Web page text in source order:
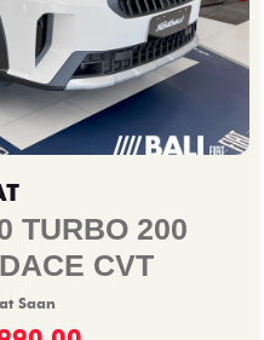
TURBO 200
CVT
Saan